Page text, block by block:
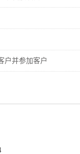
户并参加客户